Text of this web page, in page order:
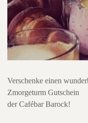
Verschenke einen
Zmorgeturm Gutschein
der Cafébar Barock!